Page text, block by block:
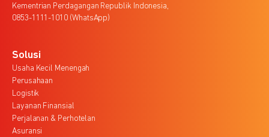
Kementrian Perdagangan Republik Indonesia,
0853-1111-1010 (WhatsApp)
Solusi
Usaha Kecil Menengah
Perusahaan
Logistik
Layanan Finansial
Perjalanan & Perhotelan
Asuransi